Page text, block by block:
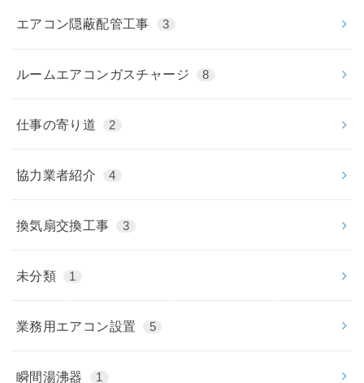
エアコン隠蔽配管工事 3
ルームエアコンガスチャージ 8
仕事の寄り道 2
協力業者紹介 4
換気扇交換工事 3
未分類 1
業務用エアコン設置 5
瞬間湯沸器 1